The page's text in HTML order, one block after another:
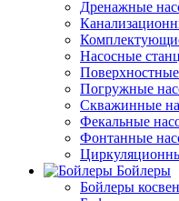
Дренажные
Насосные
Погружные
Скважинные
Фекальные
Фонтанные
Бойлеры
Бойлеры